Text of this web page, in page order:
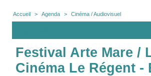
Accueil > Agenda > Cinéma / Audiovisuel
Festival Arte Mare /
Cinéma Le Régent -